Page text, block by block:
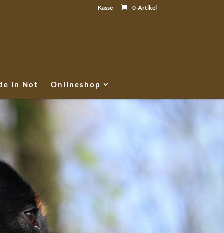
Kasse 0-Artikel
in Not Onlineshop